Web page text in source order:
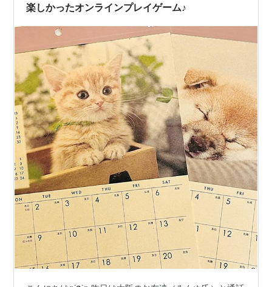
楽しかったオンラインプレイゲーム♪